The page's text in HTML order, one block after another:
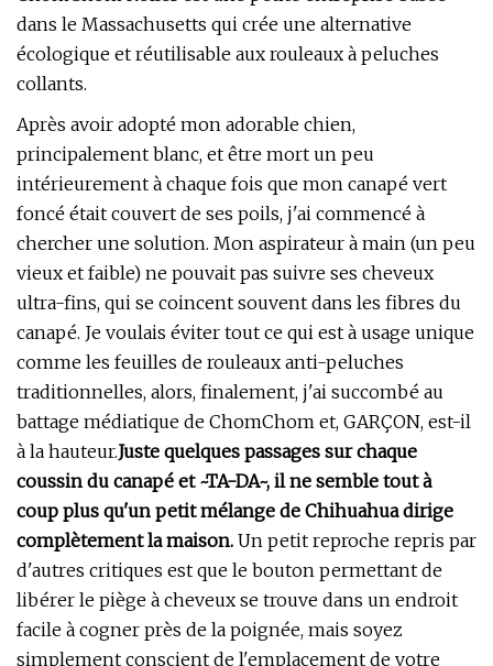
dans le Massachusetts qui crée une alternative
écologique et réutilisable aux rouleaux à peluches
collants.
Après avoir adopté mon adorable chien,
principalement blanc, et être mort un peu
intérieurement à chaque fois que mon canapé vert
foncé était couvert de ses poils, j'ai commencé à
chercher une solution. Mon aspirateur à main (un peu
vieux et faible) ne pouvait pas suivre ses cheveux
ultra-fins, qui se coincent souvent dans les fibres du
canapé. Je voulais éviter tout ce qui est à usage unique
comme les feuilles de rouleaux anti-peluches
traditionnelles, alors, finalement, j'ai succombé au
battage médiatique de ChomChom et, GARÇON, est-il
à la hauteur.Juste quelques passages sur chaque
coussin du canapé et ~TA-DA~, il ne semble tout à
coup plus qu'un petit mélange de Chihuahua dirige
complètement la maison. Un petit reproche repris par
d'autres critiques est que le bouton permettant de
libérer le piège à cheveux se trouve dans un endroit
facile à cogner près de la poignée, mais soyez
simplement conscient de l'emplacement de votre